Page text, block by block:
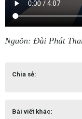
Nguồn: Đài Phát
Chia sẻ:
Bài viết khác: